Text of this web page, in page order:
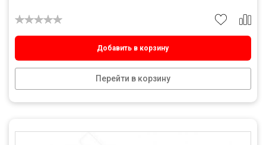
Добавить в корзину
Перейти в корзину